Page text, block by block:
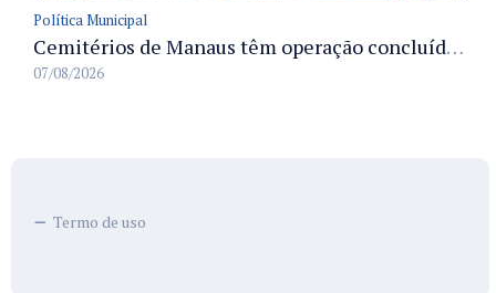
Política Municipal
Cemitérios de Manaus têm operação concluída e estrutura pronta para receber famílias no Dia dos Pais
07/08/2026
Termo de uso